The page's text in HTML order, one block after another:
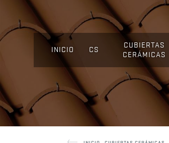
INICIO CS
CUBIERTAS
CERÁMICAS